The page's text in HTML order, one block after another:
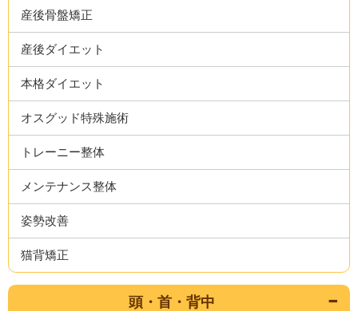
産後骨盤矯正
産後ダイエット
本格ダイエット
オスグッド特殊施術
トレーニー整体
メンテナンス整体
姿勢改善
猫背矯正
頭・首・背中